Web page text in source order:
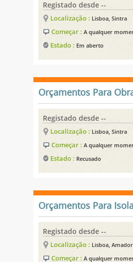
Registado desde --
Localização : Lisboa, Sintra
Começar :A qualquer
Estado : Em aberto
Orçamentos Para
Registado desde --
Localização : Lisboa, Sintra
Começar :A qualquer
Estado : Recusado
Orçamentos Para
Registado desde --
Localização : Lisboa,
Começar :A qualquer